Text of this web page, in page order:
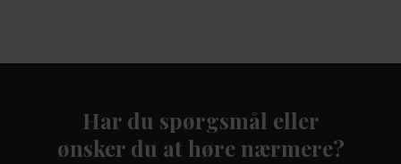
Har du spørgsmål eller
​ønsker du at høre nærmere?